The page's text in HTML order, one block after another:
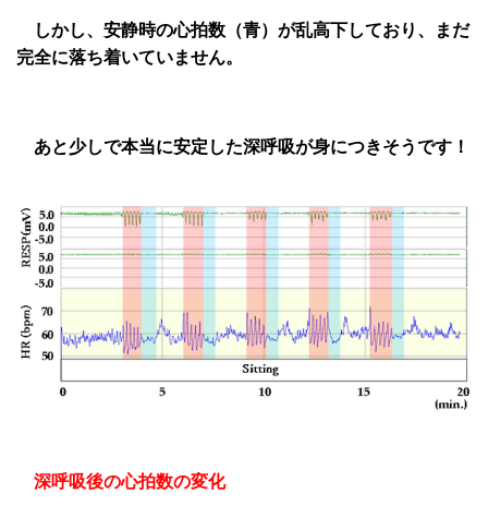
しかし、安静時の心拍数（青）が乱高下しており、まだ
完全に落ち着いていません。
あと少しで本当に安定した深呼吸が身につきそうです！
深呼吸後の心拍数の変化